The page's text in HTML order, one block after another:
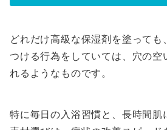
どれだけ高級な保湿剤を塗っても
つける行為をしていては、穴の空
れるようなものです。
特に毎日の入浴習慣と、長時間肌